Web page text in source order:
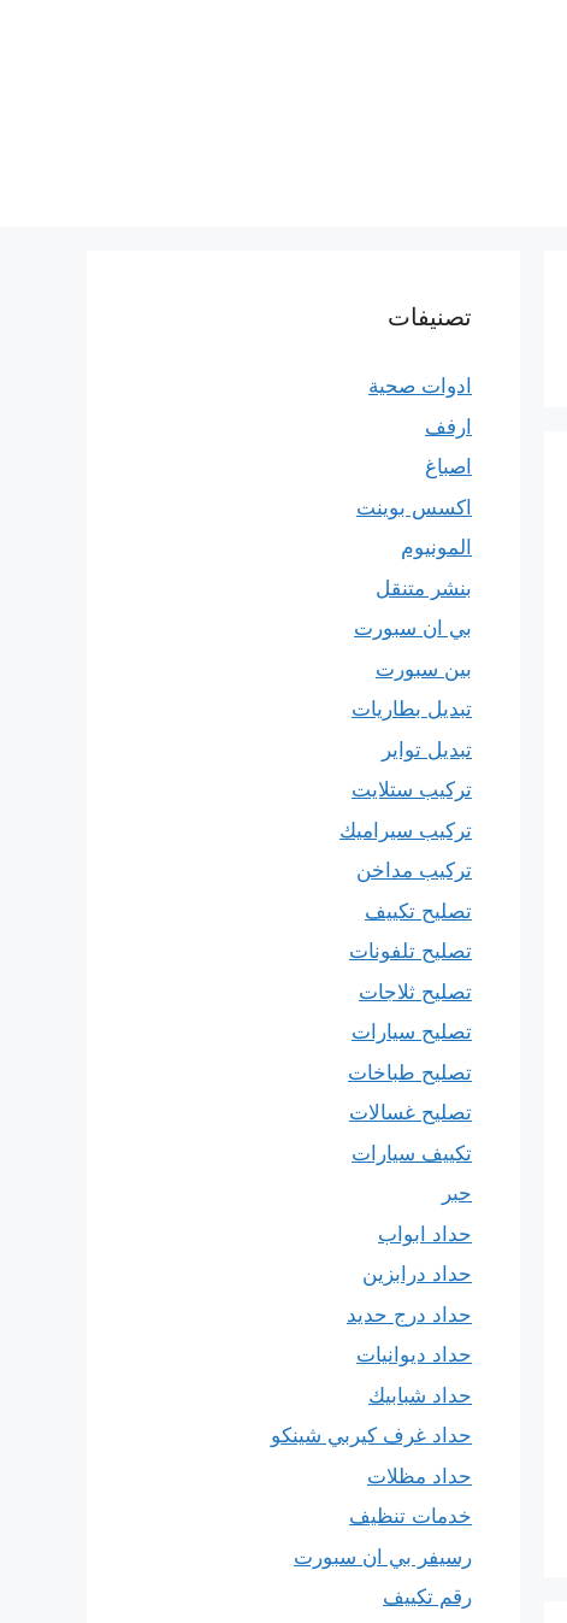
تصنيفات
ادوات صحية
ارفف
اصباغ
اكسس بوينت
المونيوم
بنشر متنقل
بي ان سبورت
بين سبورت
تبديل بطاريات
تبديل تواير
تركيب ستلايت
تركيب سيراميك
تركيب مداخن
تصليح تكييف
تصليح تلفونات
تصليح ثلاجات
تصليح سيارات
تصليح طباخات
تصليح غسالات
تكييف سيارات
حبر
حداد ابواب
حداد درابزين
حداد درج حديد
حداد ديوانيات
حداد شبابيك
حداد غرف كيربي شينكو
حداد مظلات
خدمات تنظيف
رسيفر بي ان سبورت
رقم تكييف